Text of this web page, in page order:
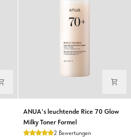
ANUA's
leuchtende
Rice
ANUA's leuchtende Rice 70 Glow
Milky Toner Formel
2 Bewertungen